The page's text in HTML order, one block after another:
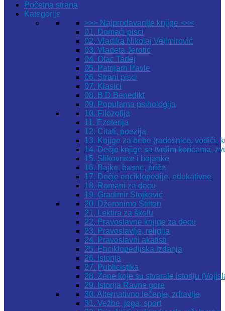
Početna strana
Kategorije
>>> Najprodavanije knjige <<<
01. Domaći pisci
02. Vladika Nikolaj Velimirović
03. Vladeta Jerotić
04. Otac Tadej
05. Patrijarh Pavle
06. Strani pisci
07. Klasici
08. B.D.Benedikt
09. Popularna psihologija
10. Filozofija
11. Ezoterija
12. Citati, poezija
13. Knjige za bebe (radosnice, vodiči,
14. Dečje knjige sa tvrdim koricama,
15. Slikovnice i bojanke
16. Bajke, basne, priče
17. Dečje enciklopedije, edukativne
18. Romani za decu
19. Gradimir Stojković
20. Džeronimo Stilton
21. Lektira za školu
22. Pravoslavne knjige za decu
23. Pravoslavlje, religija
24. Pravoslavni akatisti
25. Enciklopedijska izdanja
26. Istorija
27. Publicistika
28. Žene koje su stvarale istoriju
29. Istorija Ravne gore
30. Alternativno lečenje, zdravlje
31. Vežbe, joga, sport